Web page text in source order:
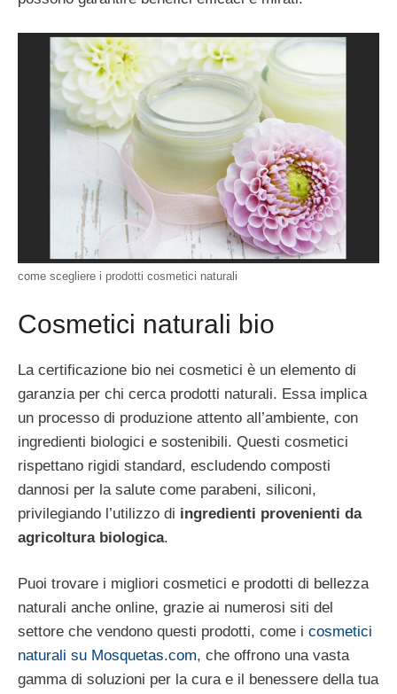
come scegliere i prodotti cosmetici naturali
Cosmetici naturali bio
La certificazione bio nei cosmetici è un elemento di
garanzia per chi cerca prodotti naturali. Essa implica
un processo di produzione attento all’ambiente, con
ingredienti biologici e sostenibili. Questi cosmetici
rispettano rigidi standard, escludendo composti
dannosi per la salute come parabeni, siliconi,
privilegiando l’utilizzo di ingredienti provenienti da
agricoltura biologica.
Puoi trovare i migliori cosmetici e prodotti di bellezza
naturali anche online, grazie ai numerosi siti del
settore che vendono questi prodotti, come i cosmetici
naturali su Mosquetas.com, che offrono una vasta
gamma di soluzioni per la cura e il benessere della tua